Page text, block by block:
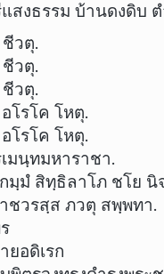
งธรรม บ้านดงดิบ ต
วตุ.
วตุ.
วตุ.
โรโค โหตุ.
โรโค โหตุ.
มนฺทมหาราชา.
มฺมํ สิทฺธิลาโภ ชโย นิ
ชวรสฺส ภวตุ สพฺพทา.
อดิเรก